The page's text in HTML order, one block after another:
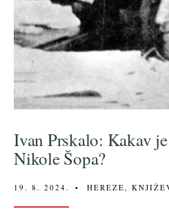
Ivan Prskalo: Kakav
Nikole Šopa?
19. 8. 2024. • HEREZE